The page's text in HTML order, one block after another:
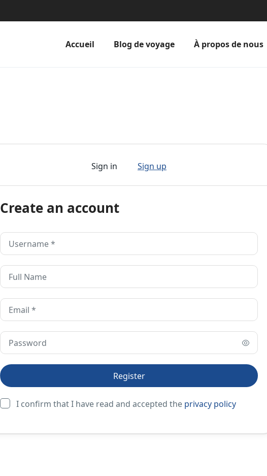
Accueil Blog de voyage À propos de nous
Sign in Sign up
Create an account
I confirm that I have read and accepted the privacy policy